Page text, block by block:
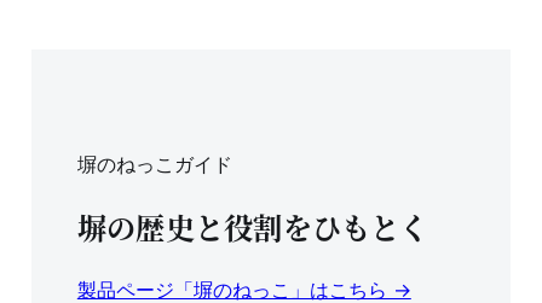
塀のねっこガイド
塀の歴史と役割をひもとく
製品ページ「塀のねっこ」はこちら →